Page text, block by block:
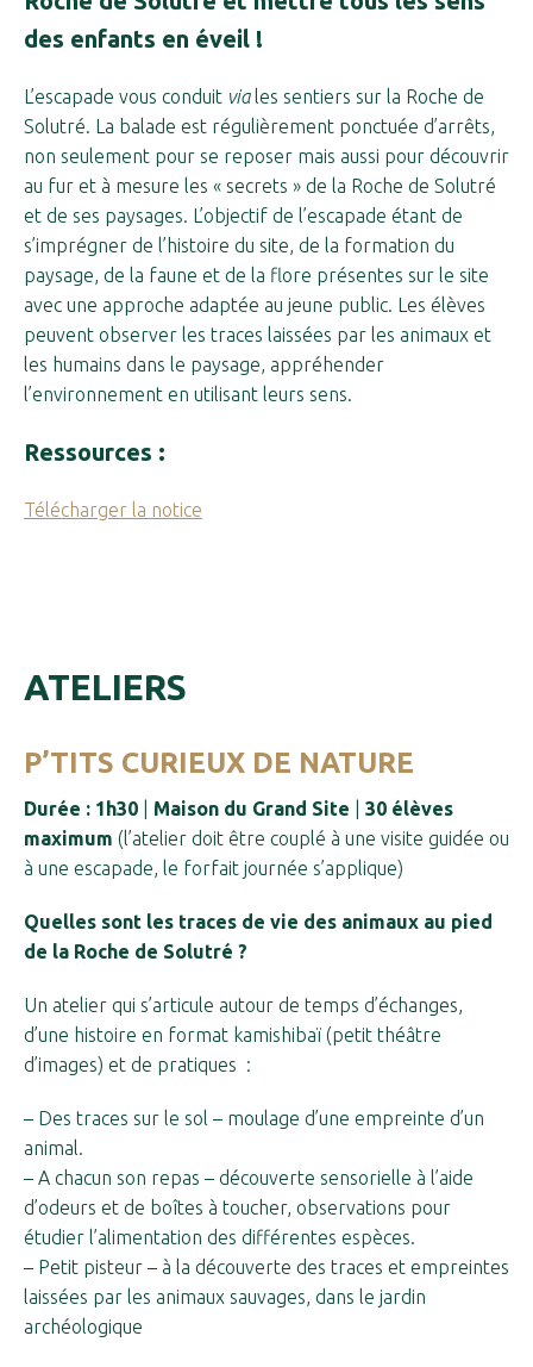
des enfants en éveil !
L’escapade vous conduit viales sentiers sur la Roche de
Solutré. La balade est régulièrement ponctuée d’arrêts,
non seulement pour se reposer mais aussi pour découvrir
au fur et à mesure les « secrets » de la Roche de Solutré
et de ses paysages. L’objectif de l’escapade étant de
s’imprégner de l’histoire du site, de la formation du
paysage, de la faune et de la flore présentes sur le site
avec une approche adaptée au jeune public. Les élèves
peuvent observer les traces laissées par les animaux et
les humains dans le paysage, appréhender
l’environnement en utilisant leurs sens.
Ressources :
Télécharger la notice
ATELIERS
P’TITS CURIEUX DE NATURE
Durée : 1h30 Maison du Grand Site
30 élèves
maximum (l’atelier doit être couplé à une visite guidée ou
à une escapade, le forfait journée s’applique)
Quelles sont les traces de vie des animaux au pied
de la Roche de Solutré ?
Un atelier qui s’articule autour de temps d’échanges,
d’une histoire en format kamishibaï (petit théâtre
d’images) et de pratiques :
– Des traces sur le sol – moulage d’une empreinte d’un
animal.
– A chacun son repas – découverte sensorielle à l’aide
d’odeurs et de boîtes à toucher, observations pour
étudier l’alimentation des différentes espèces.
– Petit pisteur – à la découverte des traces et empreintes
laissées par les animaux sauvages, dans le jardin
archéologique